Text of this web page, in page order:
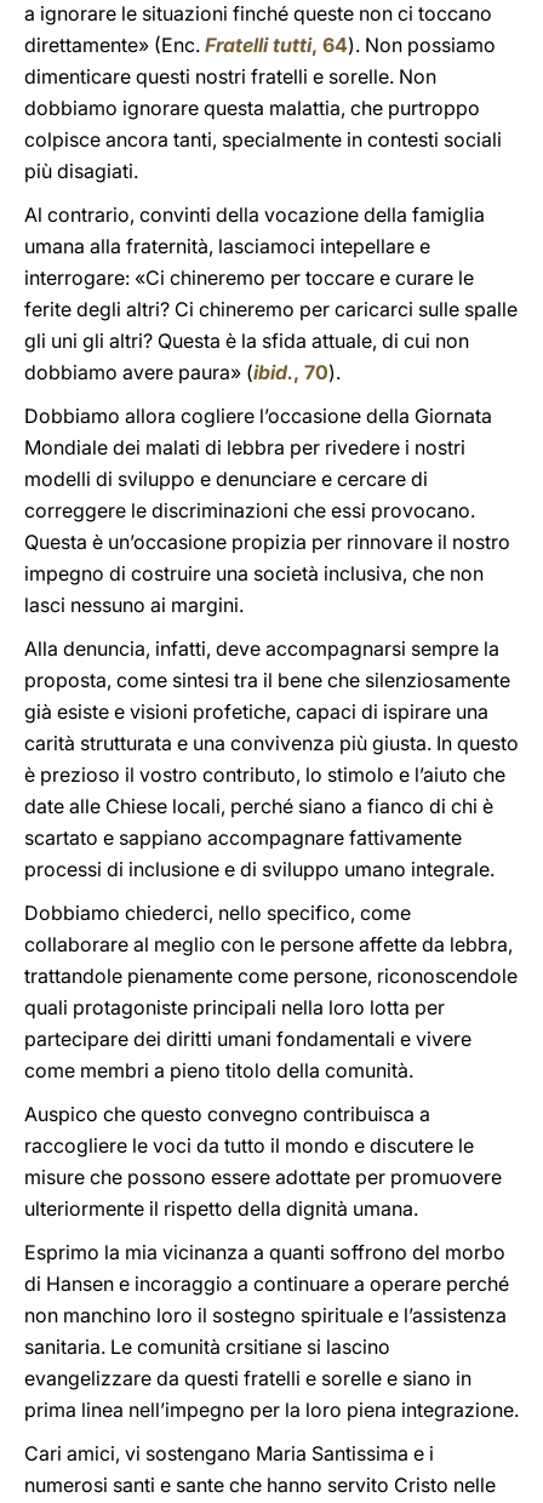
a ignorare le situazioni finché queste non ci toccano
direttamente» (Enc. Fratelli tutti, 64). Non possiamo
dimenticare questi nostri fratelli e sorelle. Non
dobbiamo ignorare questa malattia, che purtroppo
colpisce ancora tanti, specialmente in contesti sociali
più disagiati.
Al contrario, convinti della vocazione della famiglia
umana alla fraternità, lasciamoci intepellare e
interrogare: «Ci chineremo per toccare e curare le
ferite degli altri? Ci chineremo per caricarci sulle spalle
gli uni gli altri? Questa è la sfida attuale, di cui non
dobbiamo avere paura» (ibid., 70).
Dobbiamo allora cogliere l’occasione della Giornata
Mondiale dei malati di lebbra per rivedere i nostri
modelli di sviluppo e denunciare e cercare di
correggere le discriminazioni che essi provocano.
Questa è un’occasione propizia per rinnovare il nostro
impegno di costruire una società inclusiva, che non
lasci nessuno ai margini.
Alla denuncia, infatti, deve accompagnarsi sempre la
proposta, come sintesi tra il bene che silenziosamente
già esiste e visioni profetiche, capaci di ispirare una
carità strutturata e una convivenza più giusta. In questo
è prezioso il vostro contributo, lo stimolo e l’aiuto che
date alle Chiese locali, perché siano a fianco di chi è
scartato e sappiano accompagnare fattivamente
processi di inclusione e di sviluppo umano integrale.
Dobbiamo chiederci, nello specifico, come
collaborare al meglio con le persone affette da lebbra,
trattandole pienamente come persone, riconoscendole
quali protagoniste principali nella loro lotta per
partecipare dei diritti umani fondamentali e vivere
come membri a pieno titolo della comunità.
Auspico che questo convegno contribuisca a
raccogliere le voci da tutto il mondo e discutere le
misure che possono essere adottate per promuovere
ulteriormente il rispetto della dignità umana.
Esprimo la mia vicinanza a quanti soffrono del morbo
di Hansen e incoraggio a continuare a operare perché
non manchino loro il sostegno spirituale e l’assistenza
sanitaria. Le comunità crsitiane si lascino
evangelizzare da questi fratelli e sorelle e siano in
prima linea nell’impegno per la loro piena integrazione.
Cari amici, vi sostengano Maria Santissima e i
numerosi santi e sante che hanno servito Cristo nelle